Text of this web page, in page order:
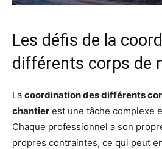
Les défis de la
différents corps de
La coordination des différents
chantier est une tâche complexe
Chaque professionnel a son
propres contraintes, ce qui peut